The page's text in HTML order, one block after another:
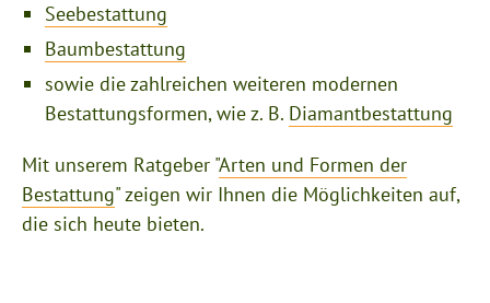
Seebestattung
Baumbestattung
sowie die zahlreichen weiteren modernen
Bestattungsformen, wie z. B. Diamantbestattung
Mit unserem Ratgeber "Arten und Formen der
Bestattung" zeigen wir Ihnen die Möglichkeiten auf,
die sich heute bieten.